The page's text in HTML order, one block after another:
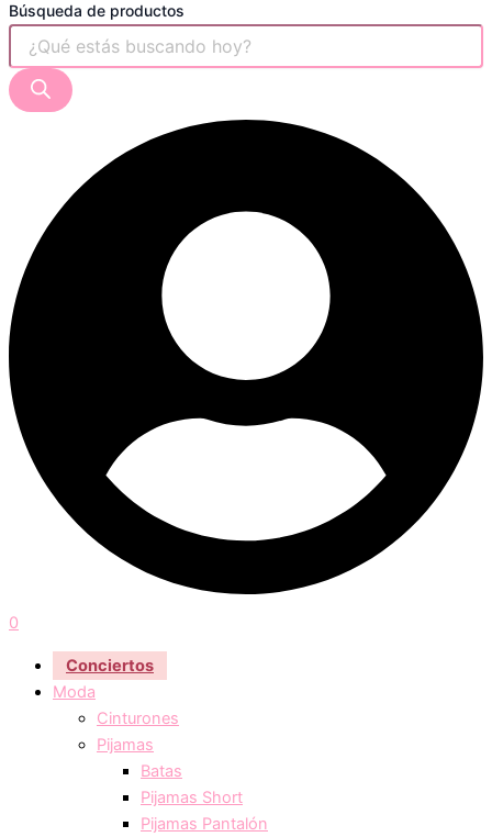
Búsqueda de productos
0
Conciertos
Moda
Cinturones
Pijamas
Batas
Pijamas Short
Pijamas Pantalón